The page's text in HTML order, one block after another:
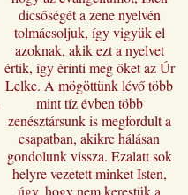
dicsőségét a zene nyelvén
tolmácsoljuk, így vigyük el
azoknak, akik ezt a nyelvet
értik, így érinti meg őket az Úr
Lelke. A mögöttünk lévő több
mint tíz évben több
zenésztársunk is megfordult a
csapatban, akikre hálásan
gondolunk vissza. Ezalatt sok
helyre vezetett minket Isten,
úgy, hogy nem kerestük a